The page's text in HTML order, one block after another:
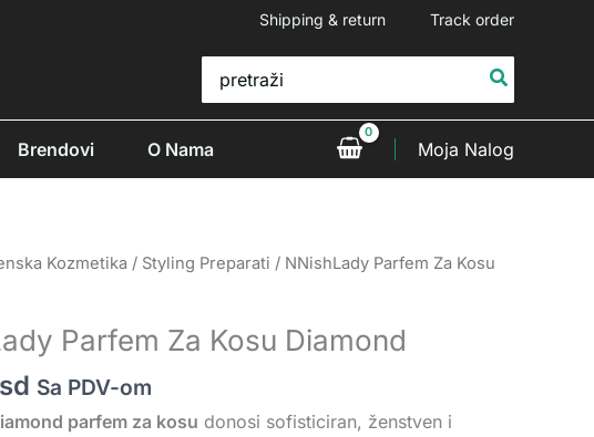
Shipping & return Track order
for:
Brendovi O Nama Moja Nalog
Kozmetika / Styling Preparati / NNishLady Parfem Za Kosu
Parfem Za Kosu Diamond
Sa PDV-om
parfem za kosu donosi sofisticiran, ženstven i